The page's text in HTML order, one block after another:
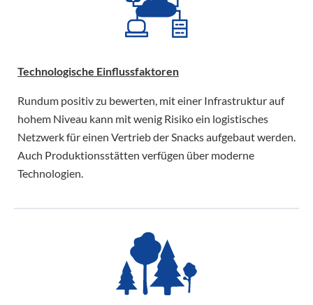
Technologische Einflussfaktoren
Rundum positiv zu bewerten, mit einer Infrastruktur auf
hohem Niveau kann mit wenig Risiko ein logistisches
Netzwerk für einen Vertrieb der Snacks aufgebaut werden.
Auch Produktionsstätten verfügen über moderne
Technologien.